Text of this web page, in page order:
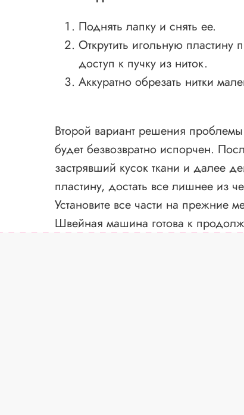
Поднять лапку и снять ее.
Открутить игольную
доступ к пучку из ниток.
Аккуратно обрезать нитки
Второй вариант решения
будет безвозвратно испорчен.
застрявший кусок ткани и далее
пластину, достать все лишнее из
Установите все части на прежние
Швейная машина готова к